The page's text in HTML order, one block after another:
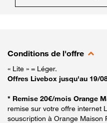
Conditions de l'offre
« Lite » = Léger.
Offres Livebox jusqu'au 19/
* Remise 20€/mois Orange
remise sur votre offre internet
souscription à Orange Maison